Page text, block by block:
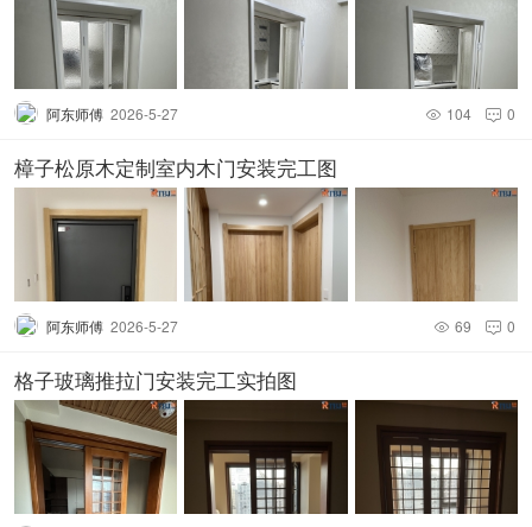
阿东师傅 2026-5-27  0
 104
樟子松原木定制室内木门安装完工图
阿东师傅 2026-5-27  0
 69
格子玻璃推拉门安装完工实拍图